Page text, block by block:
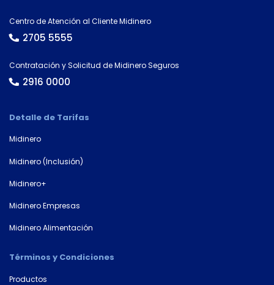
Centro de Atención al Cliente Midinero
2705 5555
Contratación y Solicitud de Midinero Seguros
2916 0000
Detalle de Tarifas
Midinero
Midinero (Inclusión)
Midinero+
Midinero Empresas
Midinero Alimentación
Términos y Condiciones
Productos